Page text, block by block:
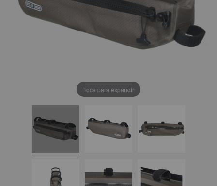
Toca para expandir